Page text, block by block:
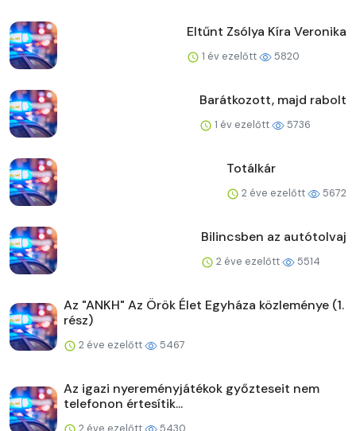
Eltűnt Zsólya Kíra Veronika
1 év ezelőtt 5820
Barátkozott, majd rabolt
1 év ezelőtt 5736
Totálkár
2 éve ezelőtt 5672
Bilincsben az autótolvaj
2 éve ezelőtt 5514
Az "ANKH" Az Örök Élet Egyháza közleménye (1.
rész)
2 éve ezelőtt 5467
Az igazi nyereményjátékok győzteseit nem
telefonon értesítik...